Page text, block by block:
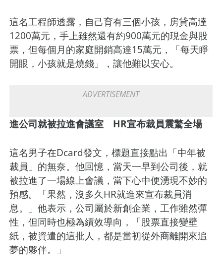
這名工程師透露，自己育有三個小孩，房貸高達
1200萬元，手上雖然還有約900萬元的現金與股
票，但每個月的家庭開銷高達15萬元，「每天睜
開眼，小孩就是燒錢」，讓他難以安心。
進公司就被拉進會議室 HR宣布裁員震驚全場
這名男子在Dcard發文，標題直接點出「中年被
裁員」的無奈。他回憶，當天一早到公司後，就
被拉進了一場線上會議，當下心中便湧現不妙的
預感。「果然，沒多久HR就進來宣布裁員消
息。」他表示，公司屬於新創企業，工作雖然彈
性，但同時也極為績效導向，「股票直接變壁
紙，被資遣的這批人，都是當初從外商離開來追
夢的夥伴。」